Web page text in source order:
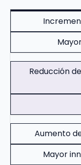
Reducción
Aumento
Mayor